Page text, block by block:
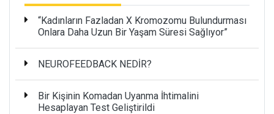
“Kadınların Fazladan X Kromozomu Bulundurması
Onlara Daha Uzun Bir Yaşam Süresi Sağlıyor”
NEUROFEEDBACK NEDİR?
Bir Kişinin Komadan Uyanma İhtimalini
Hesaplayan Test Geliştirildi